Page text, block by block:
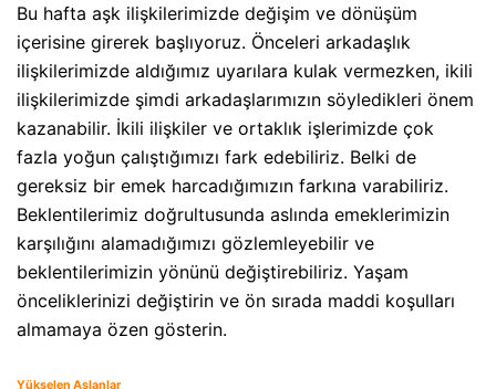
Bu hafta aşk ilişkilerimizde değişim ve dönüşüm
içerisine girerek başlıyoruz. Önceleri arkadaşlık
ilişkilerimizde aldığımız uyarılara kulak vermezken, ikili
ilişkilerimizde şimdi arkadaşlarımızın söyledikleri önem
kazanabilir. İkili ilişkiler ve ortaklık işlerimizde çok
fazla yoğun çalıştığımızı fark edebiliriz. Belki de
gereksiz bir emek harcadığımızın farkına varabiliriz.
Beklentilerimiz doğrultusunda aslında emeklerimizin
karşılığını alamadığımızı gözlemleyebilir ve
beklentilerimizin yönünü değiştirebiliriz. Yaşam
önceliklerinizi değiştirin ve ön sırada maddi koşulları
almamaya özen gösterin.
Yükselen Aslanlar